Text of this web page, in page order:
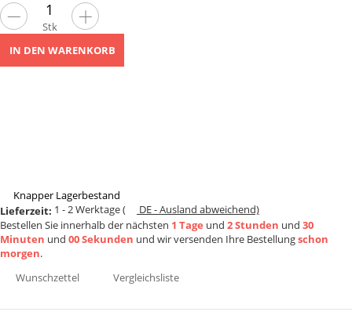
Stk
IN DEN WARENKORB
Knapper Lagerbestand
Lieferzeit: 1 - 2 Werktage(
DE - Ausland abweichend)
Bestellen Sie innerhalb der nächsten 1 Tage und 2 Stunden und 30
Minuten und 00 Sekunden und wir versenden Ihre Bestellungschon
morgen.
Wunschzettel
Vergleichsliste